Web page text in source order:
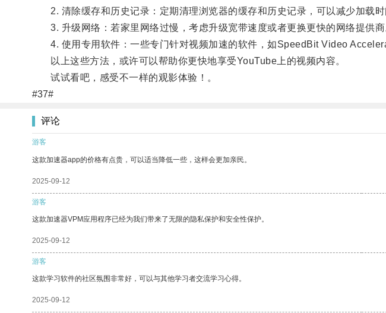
2. 清除缓存和历史记录：定期清理浏览器的缓存和历史记录，可以减少加载时
3. 升级网络：若家里网络过慢，考虑升级宽带速度或者更换更快的网络提供商
4. 使用专用软件：一些专门针对视频加速的软件，如SpeedBit Video
以上这些方法，或许可以帮助你更快地享受YouTube上的视频内容。
试试看吧，感受不一样的观影体验！。
#37#
评论
游客
这款加速器app的价格有点贵，可以适当降低一些，这样会更加亲民。
2025-09-12
游客
这款加速器VPM应用程序已经为我们带来了无限的隐私保护和安全性保护。
2025-09-12
游客
这款学习软件的社区氛围非常好，可以与其他学习者交流学习心得。
2025-09-12